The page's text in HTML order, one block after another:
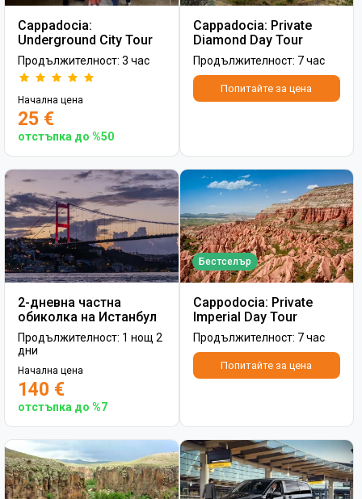
Cappadocia:
Underground City Tour
Продължителност: 3 час
Начална цена
25 €
отстъпка до %50
Cappadocia: Private
Diamond Day Tour
Продължителност: 7 час
Попитайте за цена
2-дневна частна
обиколка на Истанбул
Продължителност: 1 нощ 2
дни
Начална цена
140 €
отстъпка до %7
Бестселър
Cappodocia: Private
Imperial Day Tour
Продължителност: 7 час
Попитайте за цена